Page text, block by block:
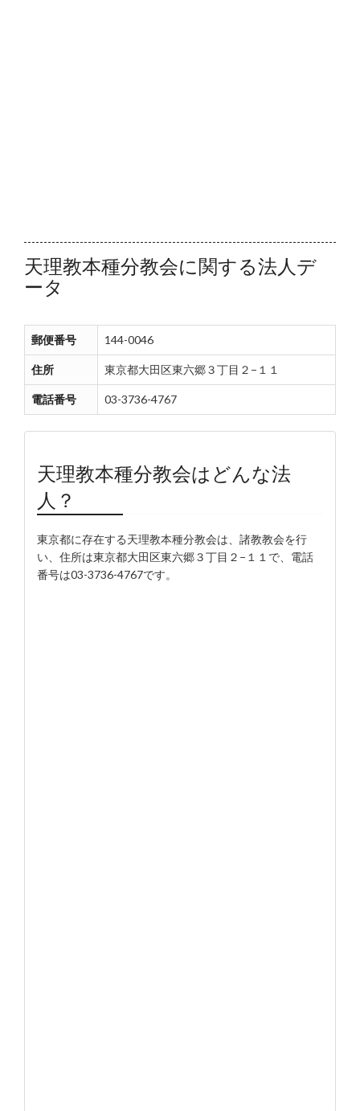
天理教本種分教会に関する法人デ
ータ
郵便番号 144-0046
住所 東京都大田区東六郷３丁目２−１１
電話番号 03-3736-4767
天理教本種分教会はどんな法
人？
東京都に存在する天理教本種分教会は、諸教教会を行
い、住所は東京都大田区東六郷３丁目２−１１で、電話
番号は03-3736-4767です。